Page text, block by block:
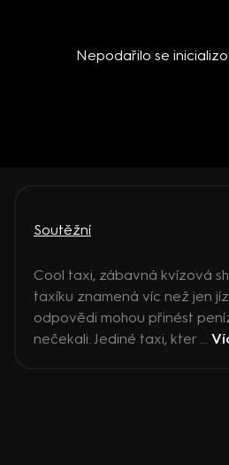
Nepodařilo se
Soutěžní
Cool taxi, zábavná kvízová
taxíku znamená víc než jen
odpovědi mohou přinést
nečekali. Jediné taxi, kter ...